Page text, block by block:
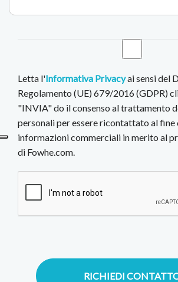
Letta l'Informativa Privacyai sensi del
Regolamento (UE) 679/2016 (GDPR)
"INVIA" do il consenso al trattamento
personali per essere ricontattato al
informazioni commerciali in merito al
di Fowhe.com.
RICHIEDI